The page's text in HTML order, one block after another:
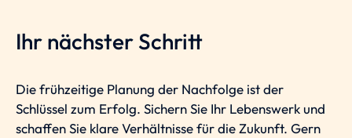
Ihr nächster Schritt
Die frühzeitige Planung der Nachfolge ist der
Schlüssel zum Erfolg. Sichern Sie Ihr Lebenswerk und
schaffen Sie klare Verhältnisse für die Zukunft. Gern